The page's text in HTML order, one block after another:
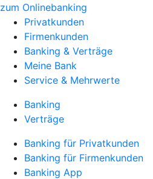
zum Onlinebanking
Privatkunden
Firmenkunden
Banking & Verträge
Meine Bank
Service & Mehrwerte
Banking
Verträge
Banking für Privatkunden
Banking für Firmenkunden
Banking App